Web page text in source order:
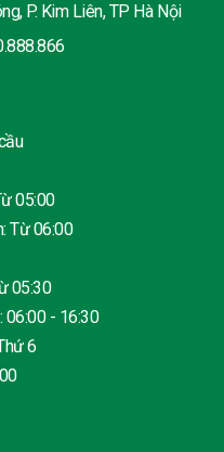
P. Kim Liên, TP Hà Nội
05:00
06:00
05:30
- 16:30
6